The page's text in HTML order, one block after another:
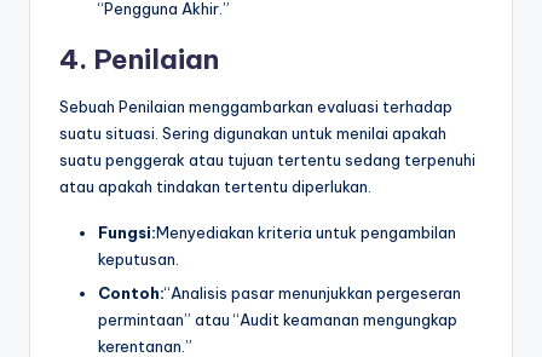
“Pengguna Akhir.”
4. Penilaian
Sebuah Penilaian menggambarkan evaluasi terhadap
suatu situasi. Sering digunakan untuk menilai apakah
suatu penggerak atau tujuan tertentu sedang terpenuhi
atau apakah tindakan tertentu diperlukan.
Fungsi:Menyediakan kriteria untuk pengambilan
keputusan.
Contoh:“Analisis pasar menunjukkan pergeseran
permintaan” atau “Audit keamanan mengungkap
kerentanan.”